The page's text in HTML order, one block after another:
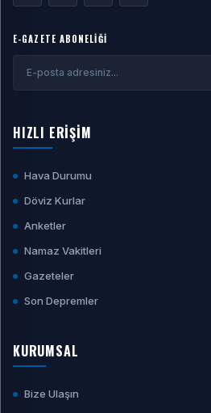
E-GAZETE ABONELİĞİ
HIZLI ERİŞİM
Hava Durumu
Döviz Kurlar
Anketler
Namaz Vakitleri
Gazeteler
Son Depremler
KURUMSAL
Bize Ulaşın